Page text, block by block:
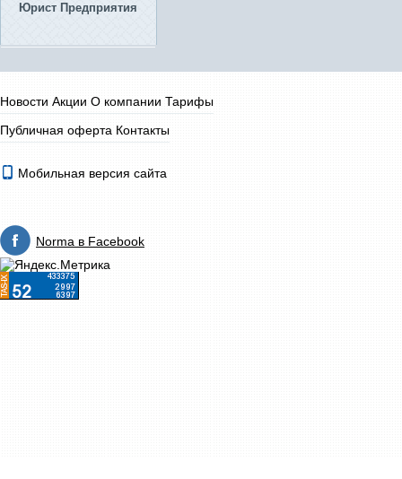
Юрист Предприятия
Новости Акции О компании Тарифы
Публичная оферта Контакты
Мобильная версия сайта
Norma в Facebook